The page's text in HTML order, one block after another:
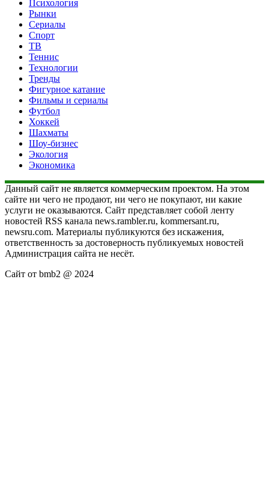
Психология
Рынки
Сериалы
Спорт
ТВ
Теннис
Технологии
Тренды
Фигурное катание
Фильмы и сериалы
Футбол
Хоккей
Шахматы
Шоу-бизнес
Экология
Экономика
Данный сайт не является коммерческим проектом. На этом
сайте ни чего не продают, ни чего не покупают, ни какие
услуги не оказываются. Сайт представляет собой ленту
новостей RSS канала news.rambler.ru, kommersant.ru,
newsru.com. Материалы публикуются без искажения,
ответственность за достоверность публикуемых новостей
Администрация сайта не несёт.
Сайт от bmb2 @ 2024